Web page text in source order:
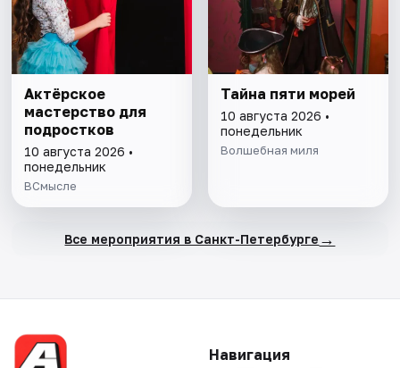
Актёрское
мастерство для
подростков
10 августа 2026 •
понедельник
ВСмысле
Тайна пяти морей
10 августа 2026 •
понедельник
Волшебная миля
Все мероприятия в Санкт-Петербурге →
Навигация